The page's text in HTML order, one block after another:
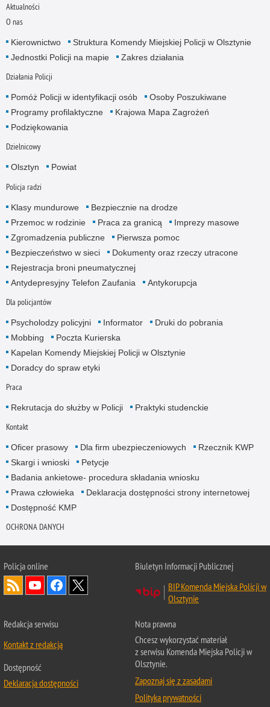
Aktualności
O nas
Kierownictwo
Struktura Komendy Miejskiej Policji w Olsztynie
Jednostki Policji na mapie
Zakres działania
Działania Policji
Pomóż Policji w identyfikacji osób
Osoby Poszukiwane
Programy profilaktyczne
Krajowa Mapa Zagrożeń
Podziękowania
Dzielnicowy
Olsztyn Powiat
Policja radzi
Klasy mundurowe
Bezpiecznie na drodze
Przemoc w rodzinie
Praca za granicą
Imprezy masowe
Zgromadzenia publiczne
Pierwsza pomoc
Bezpieczeństwo w sieci
Dokumenty oraz rzeczy utracone
Rejestracja broni pneumatycznej
Antydepresyjny Telefon Zaufania
Antykorupcja
Dla policjantów
Psycholodzy policyjni Informator
Druki do pobrania
Mobbing
Poczta Kurierska
Kapelan Komendy Miejskiej Policji w Olsztynie
Doradcy do spraw etyki
Praca
Rekrutacja do służby w Policji Praktyki studenckie
Kontakt
Oficer prasowy Dla firm ubezpieczeniowych
Rzecznik KWP
Skargi i wnioski
Petycje
Badania ankietowe- procedura składania wniosku
Prawa człowieka
Deklaracja dostępności strony internetowej
Dostępność KMP
OCHRONA DANYCH
Policja online
Biuletyn Informacji Publicznej
BIP Komenda Miejska Policji w
Olsztynie
Redakcja serwisu
Kontakt z redakcją
Dostępność
Deklaracja dostępności
Nota prawna
Chcesz wykorzystać materiał
z serwisu Komenda Miejska Policji w
Olsztynie.
Zapoznaj się z zasadami
Polityka prywatności